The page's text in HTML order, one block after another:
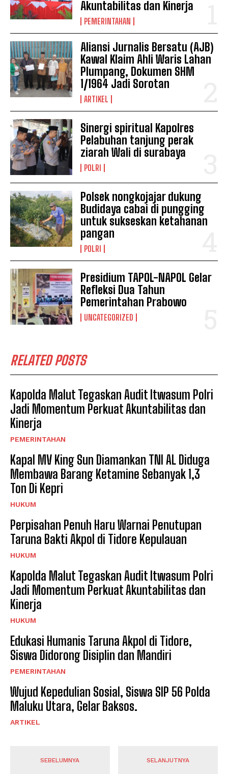
Akuntabilitas dan Kinerja
PEMERINTAHAN
Aliansi Jurnalis Bersatu (AJB)
Kawal Klaim Ahli Waris Lahan
Plumpang, Dokumen SHM
1/1964 Jadi Sorotan
ARTIKEL
Sinergi spiritual Kapolres
Pelabuhan tanjung perak
ziarah Wali di surabaya
POLRI
Polsek nongkojajar dukung
Budidaya cabai di pungging
untuk sukseskan ketahanan
pangan
POLRI
Presidium TAPOL-NAPOL Gelar
Refleksi Dua Tahun
Pemerintahan Prabowo
UNCATEGORIZED
RELATED POSTS
Kapolda Malut Tegaskan Audit Itwasum Polri
Jadi Momentum Perkuat Akuntabilitas dan
Kinerja
PEMERINTAHAN
Kapal MV King Sun Diamankan TNI AL Diduga
Membawa Barang Ketamine Sebanyak 1,3
Ton Di Kepri
HUKUM
Perpisahan Penuh Haru Warnai Penutupan
Taruna Bakti Akpol di Tidore Kepulauan
HUKUM
Kapolda Malut Tegaskan Audit Itwasum Polri
Jadi Momentum Perkuat Akuntabilitas dan
Kinerja
HUKUM
Edukasi Humanis Taruna Akpol di Tidore,
Siswa Didorong Disiplin dan Mandiri
PEMERINTAHAN
Wujud Kepedulian Sosial, Siswa SIP 56 Polda
Maluku Utara, Gelar Baksos.
ARTIKEL
SEBELUMNYA SELANJUTNYA